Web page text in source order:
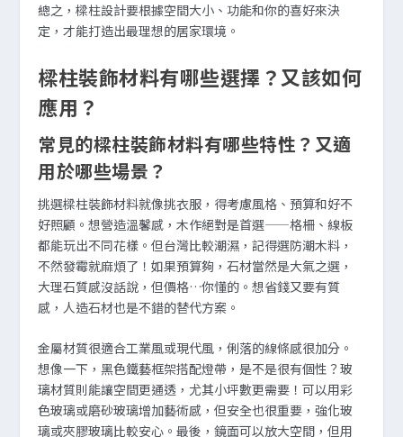
總之，樑柱設計要根據空間大小、功能和你的喜好來決
定，才能打造出最理想的居家環境。
樑柱裝飾材料有哪些選擇？又該如何
應用？
常見的樑柱裝飾材料有哪些特性？又適
用於哪些場景？
挑選樑柱裝飾材料就像挑衣服，得考慮風格、預算和好不
好照顧。想營造溫馨感，木作絕對是首選——格柵、線板
都能玩出不同花樣。但台灣比較潮濕，記得選防潮木料，
不然發霉就麻煩了！如果預算夠，石材當然是大氣之選，
大理石質感沒話說，但價格…你懂的。想省錢又要有質
感，人造石材也是不錯的替代方案。
金屬材質很適合工業風或現代風，俐落的線條感很加分。
想像一下，黑色鐵藝框架搭配燈帶，是不是很有個性？玻
璃材質則能讓空間更通透，尤其小坪數更需要！可以用彩
色玻璃或磨砂玻璃增加藝術感，但安全也很重要，強化玻
璃或夾膠玻璃比較安心。最後，鏡面可以放大空間，但用